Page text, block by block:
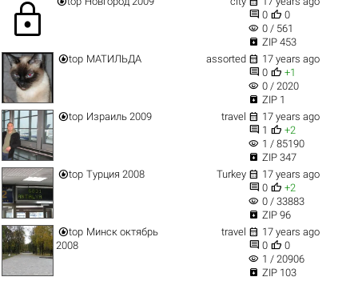
lock  0  0
visibility 0 / 561
 ZIP 453
top МАТИЛЬДА assorted  17 years ago
 0  +1
visibility 0 / 2020
 ZIP 1
top Израиль 2009 travel  17 years ago
 1  +2
visibility 1 / 85190
 ZIP 347
top Турция 2008 Turkey  17 years ago
 0  +2
visibility 0 / 33883
 ZIP 96
top Минск октябрь
2008
travel  17 years ago
 0  0
visibility 1 / 20906
 ZIP 103